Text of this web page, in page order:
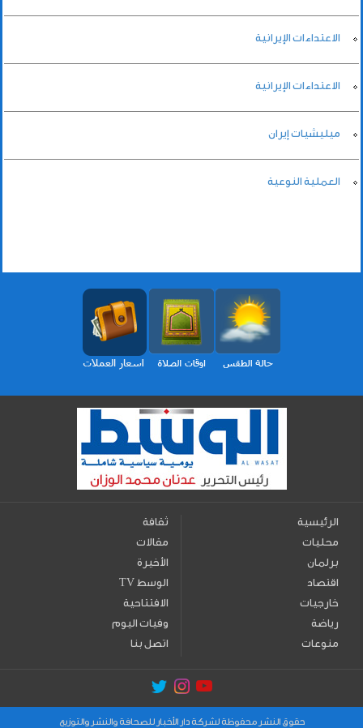
الاعتداءات الإيرانية
الاعتداءات الإيرانية
ميليشيات إيران
العملية النوعية
الرئيسية
محليات
برلمان
اقتصاد
خارجيات
رياضة
منوعات
ثقافة
مقالات
الأخيرة
TV الوسط
الافتتاحية
وفيات اليوم
اتصل بنا
حقوق النشر محفوظة لشركة دار الأخبار للصحافة والنشر والتوزيع